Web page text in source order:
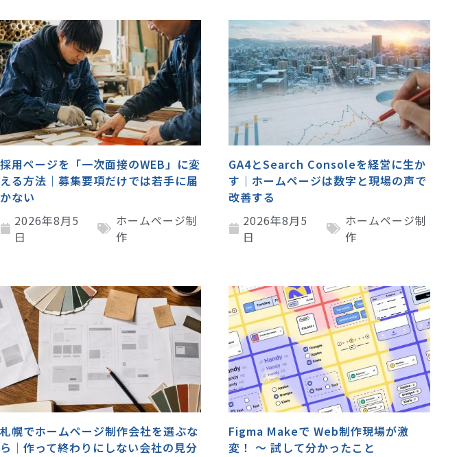
採用ページを「一次面接のWEB」に変
える方法｜募集要項だけでは若手に届
かない
2026年8月5
日
ホームページ制
作
GA4とSearch Consoleを経営に生か
す｜ホームページは数字と現場の声で
改善する
2026年8月5
日
ホームページ制
作
札幌でホームページ制作会社を選ぶな
ら｜作って終わりにしない会社の見分
Figma Makeで Web制作現場が激
変！ ～ 試して分かったこと